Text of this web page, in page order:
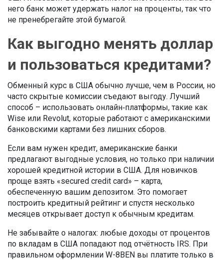
него банк может удержать налог на проценты, так что
не пренебрегайте этой бумагой.
Как выгодно менять доллар
и пользоваться кредитами?
Обменный курс в США обычно лучше, чем в России, но
часто скрытые комиссии съедают выгоду. Лучший
способ – использовать онлайн‑платформы, такие как
Wise или Revolut, которые работают с американскими
банковскими картами без лишних сборов.
Если вам нужен кредит, американские банки
предлагают выгодные условия, но только при наличии
хорошей кредитной истории в США. Для новичков
проще взять «secured credit card» – карта,
обеспеченную вашим депозитом. Это помогает
построить кредитный рейтинг и спустя несколько
месяцев открывает доступ к обычным кредитам.
Не забывайте о налогах: любые доходы от процентов
по вкладам в США попадают под отчётность IRS. При
правильном оформлении W-8BEN вы платите только в